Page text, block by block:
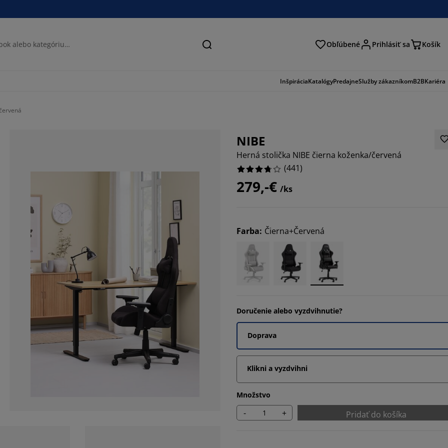
Hľadať Obľúbené Prihlásiť sa Košík
InšpiráciaKatalógyPredajneSlužby zákazníkomB2BKariéra
NIBE
Herná stolička NIBE čierna koženka/červená
(441)
279,-€ /ks
Farba: Čierna+Červená
Doručenie alebo vyzdvihnutie?
Doprava
Klikni a vyzdvihni
Množstvo
- + Pridať do košíka
52.38095238095239%
12.925170068027212%
8.616780045351474%
7.936507936507936%
18.140589569160998%